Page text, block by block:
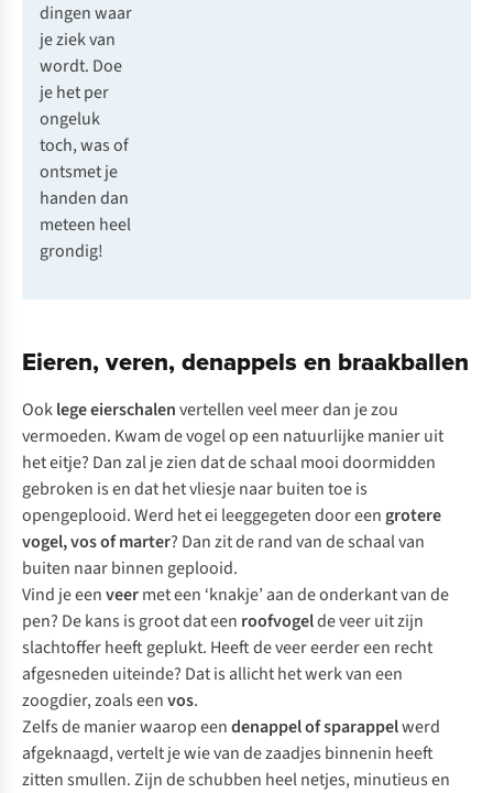
dingen waar
je ziek van
wordt. Doe
je het per
ongeluk
toch, was of
ontsmet je
handen dan
meteen heel
grondig!
Eieren, veren, denappels en braakballen
Ooklege eierschalenvertellen veel meer dan je zou
vermoeden. Kwam de vogel op een natuurlijke manier uit
het eitje? Dan zal je zien dat de schaal mooi doormidden
gebroken is en dat het vliesje naar buiten toe is
opengeplooid. Werd het ei leeggegeten door een grotere
vogel, vos of marter? Dan zit de rand van de schaal van
buiten naar binnen geplooid.
Vind je eenveermet een ‘knakje’ aan de onderkant van de
pen? De kans is groot dat een roofvogelde veer uit zijn
slachtoffer heeft geplukt. Heeft de veer eerder een recht
afgesneden uiteinde? Dat is allicht het werk van een
zoogdier, zoals eenvos.
Zelfs de manier waarop eendenappel of sparappelwerd
afgeknaagd, vertelt je wie van de zaadjes binnenin heeft
zitten smullen. Zijn de schubben heel netjes, minutieus en